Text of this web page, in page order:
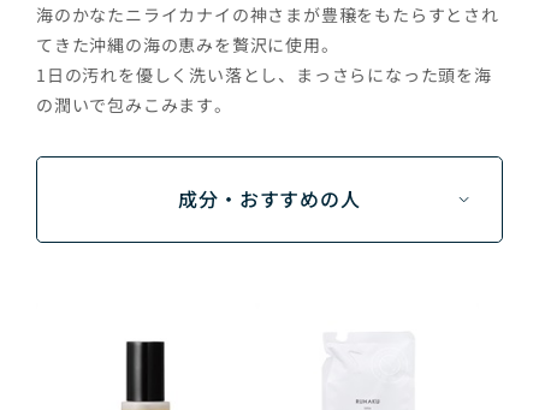
海のかなたニライカナイの神さまが豊穣をもたらすとされ
てきた沖縄の海の恵みを贅沢に使用。
1日の汚れを優しく洗い落とし、まっさらになった頭を海
の潤いで包みこみます。
成分・おすすめの人